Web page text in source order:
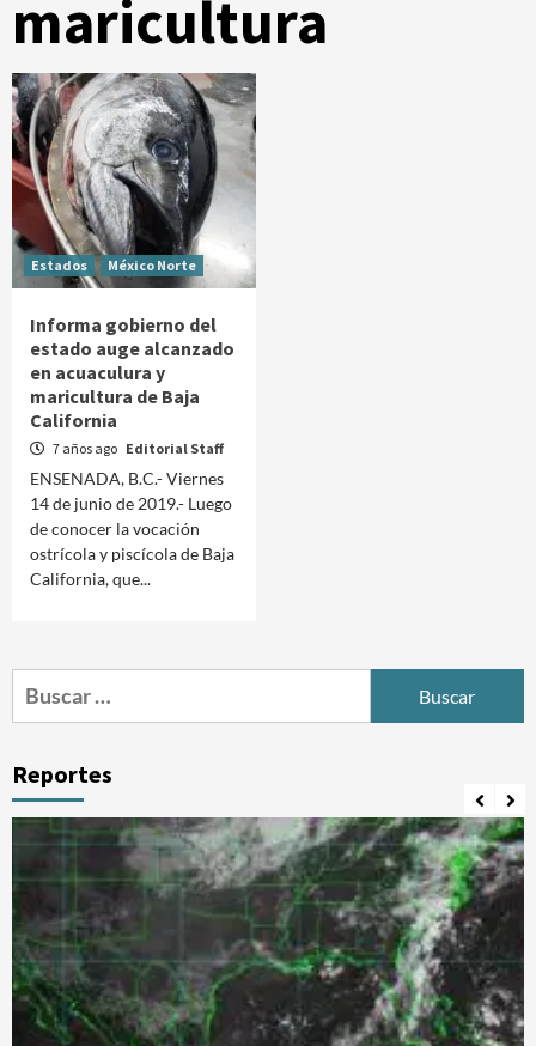
maricultura
Estados México Norte
Informa gobierno del
estado auge alcanzado
en acuaculura y
maricultura de Baja
California
7 años ago Editorial Staff
ENSENADA, B.C.- Viernes
14 de junio de 2019.- Luego
de conocer la vocación
ostrícola y piscícola de Baja
California, que...
Buscar:
Reportes